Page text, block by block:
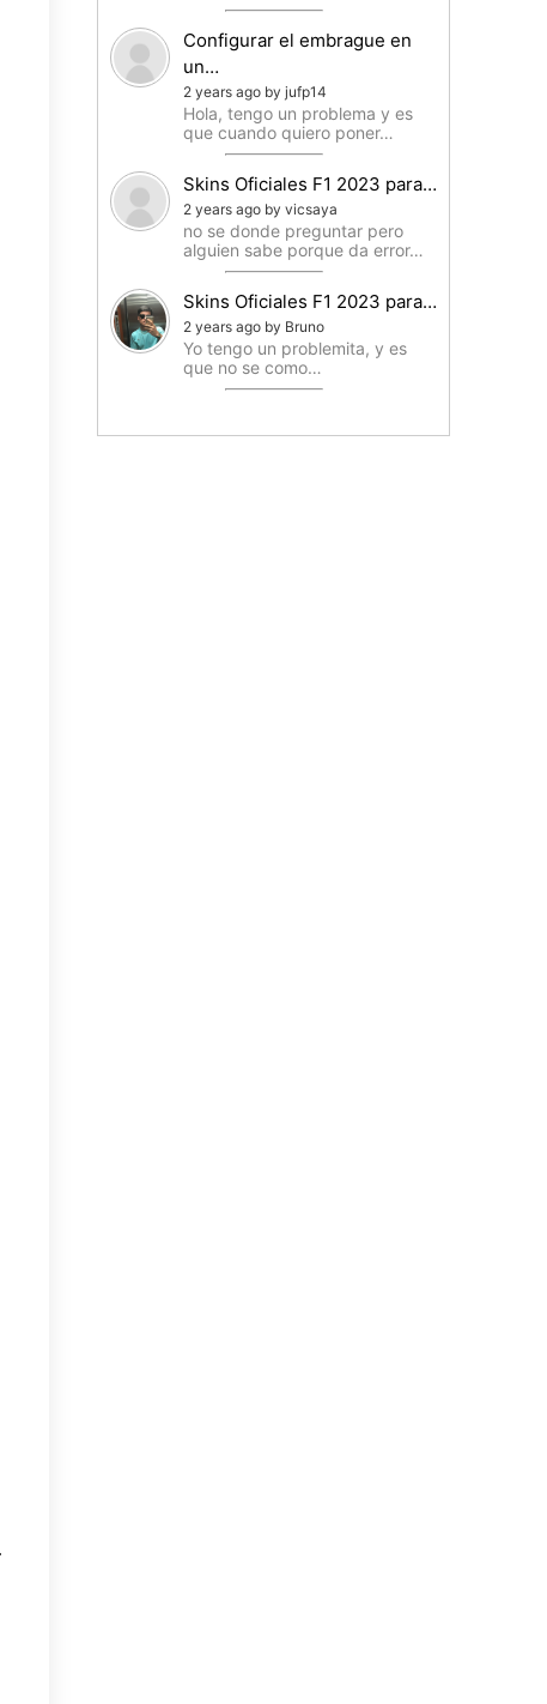
Configurar el embrague en
un…
2 years ago by jufp14
Hola, tengo un problema y es
que cuando quiero poner…
Skins Oficiales F1 2023 para…
2 years ago by vicsaya
no se donde preguntar pero
alguien sabe porque da error…
Skins Oficiales F1 2023 para…
2 years ago by Bruno
Yo tengo un problemita, y es
que no se como…